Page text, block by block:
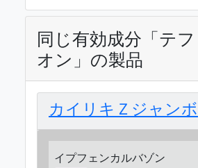
同じ有効成分「テ
オン」の製品
カイリキＺジャンボ
イプフェンカルバゾン